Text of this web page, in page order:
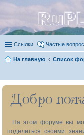
Ссылки Частые
На главную Список
Добро
На этом форуме вы
поделиться своими